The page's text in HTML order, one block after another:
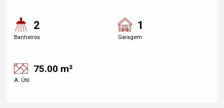
2
Banheiros
1
Garagem
75.00 m²
A. Útil